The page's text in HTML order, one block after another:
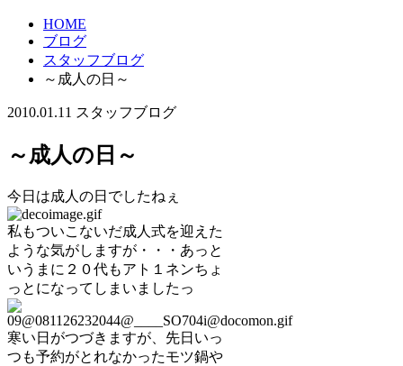
HOME
ブログ
スタッフブログ
～成人の日～
2010.01.11 スタッフブログ
～成人の日～
今日は成人の日でしたねぇ
私もついこないだ成人式を迎えた
ような気がしますが・・・あっと
いうまに２０代もアト１ネンちょ
っとになってしまいましたっ
寒い日がつづきますが、先日いっ
つも予約がとれなかったモツ鍋や